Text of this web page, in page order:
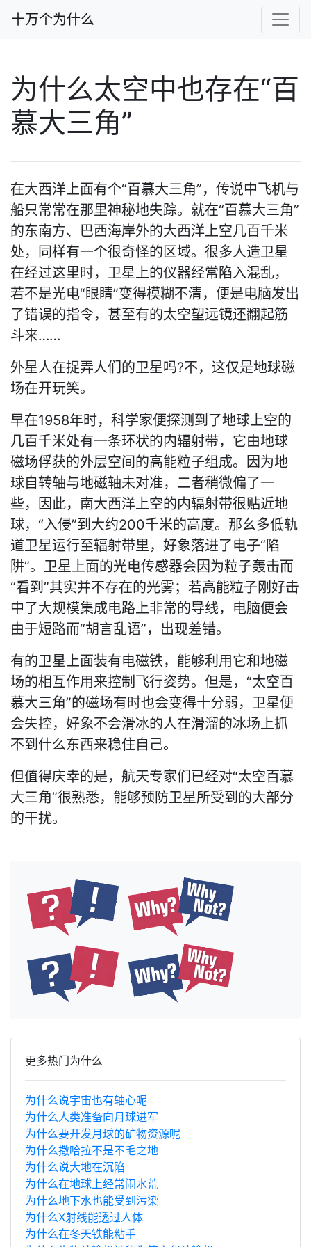
十万个为什么
为什么太空中也存在“百
慕大三角”
在大西洋上面有个“百慕大三角”，传说中飞机与
船只常常在那里神秘地失踪。就在“百慕大三角”
的东南方、巴西海岸外的大西洋上空几百千米
处，同样有一个很奇怪的区域。很多人造卫星
在经过这里时，卫星上的仪器经常陷入混乱，
若不是光电“眼睛”变得模糊不清，便是电脑发出
了错误的指令，甚至有的太空望远镜还翻起筋
斗来……
外星人在捉弄人们的卫星吗?不，这仅是地球磁
场在开玩笑。
早在1958年时，科学家便探测到了地球上空的
几百千米处有一条环状的内辐射带，它由地球
磁场俘获的外层空间的高能粒子组成。因为地
球自转轴与地磁轴未对准，二者稍微偏了一
些，因此，南大西洋上空的内辐射带很贴近地
球，“入侵”到大约200千米的高度。那幺多低轨
道卫星运行至辐射带里，好象落进了电子“陷
阱”。卫星上面的光电传感器会因为粒子轰击而
“看到”其实并不存在的光雾；若高能粒子刚好击
中了大规模集成电路上非常的导线，电脑便会
由于短路而“胡言乱语”，出现差错。
有的卫星上面装有电磁铁，能够利用它和地磁
场的相互作用来控制飞行姿势。但是，“太空百
慕大三角”的磁场有时也会变得十分弱，卫星便
会失控，好象不会滑冰的人在滑溜的冰场上抓
不到什么东西来稳住自己。
但值得庆幸的是，航天专家们已经对“太空百慕
大三角”很熟悉，能够预防卫星所受到的大部分
的干扰。
更多热门为什么
为什么说宇宙也有轴心呢
为什么人类准备向月球进军
为什么要开发月球的矿物资源呢
为什么撒哈拉不是不毛之地
为什么说大地在沉陷
为什么在地球上经常闹水荒
为什么地下水也能受到污染
为什么X射线能透过人体
为什么在冬天铁能粘手